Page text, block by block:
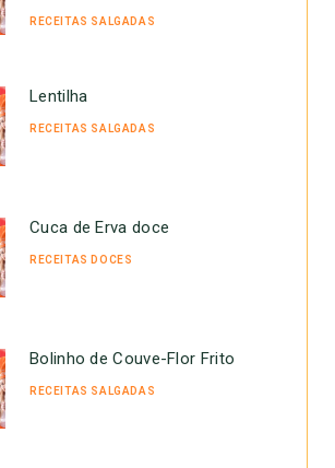
RECEITAS SALGADAS
Lentilha
RECEITAS SALGADAS
Cuca de Erva doce
RECEITAS DOCES
Bolinho de Couve-Flor Frito
RECEITAS SALGADAS